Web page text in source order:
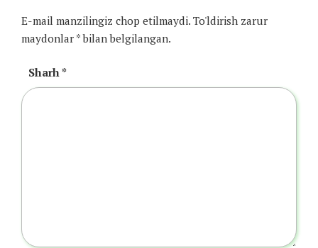
E-mail manzilingiz chop etilmaydi. To'ldirish zarur
maydonlar *bilan belgilangan.
Sharh*